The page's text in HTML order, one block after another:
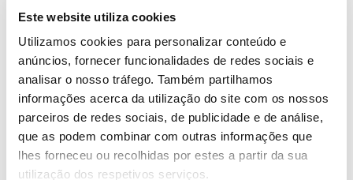
Este website utiliza cookies
Utilizamos cookies para personalizar conteúdo e
anúncios, fornecer funcionalidades de redes sociais e
analisar o nosso tráfego. Também partilhamos
informações acerca da utilização do site com os nossos
parceiros de redes sociais, de publicidade e de análise,
que as podem combinar com outras informações que
lhes forneceu ou recolhidas por estes a partir da sua
utilização dos respetivos serviços.
FOGO